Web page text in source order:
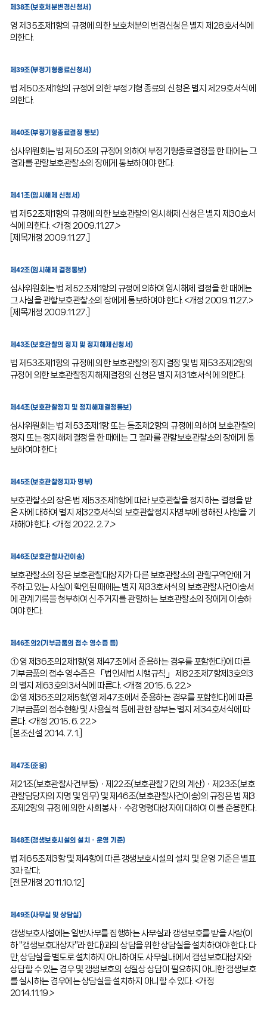
제38조(보호처분변경신청서)
영 제35조제1항의 규정에 의한 보호처분의 변경신청은 별지 제28호서식에
의한다.
제39조(부정기형종료신청서)
법 제50조제1항의 규정에 의한 부정기형 종료의 신청은 별지 제29호서식에
의한다.
제40조(부정기형종료결정 통보)
심사위원회는 법 제50조의 규정에 의하여 부정기형종료결정을 한 때에는 그
결과를 관할보호관찰소의 장에게 통보하여야 한다.
제41조(임시해제 신청서)
법 제52조제1항의 규정에 의한 보호관찰의 임시해제 신청은 별지 제30호서
식에 의한다. <개정 2009.11.27.>
[제목개정 2009.11.27.]
제42조(임시해제 결정통보)
심사위원회는 법 제52조제1항의 규정에 의하여 임시해제 결정을 한 때에는
그 사실을 관할보호관찰소의 장에게 통보하여야 한다. <개정 2009.11.27.>
[제목개정 2009.11.27.]
제43조(보호관찰의 정지 및 정지해제신청서)
법 제53조제1항의 규정에 의한 보호관찰의 정지결정 및 법 제53조제2항의
규정에 의한 보호관찰정지해제결정의 신청은 별지 제31호서식에 의한다.
제44조(보호관찰정지 및 정지해제결정통보)
심사위원회는 법 제53조제1항 또는 동조제2항의 규정에 의하여 보호관찰의
정지 또는 정지해제결정을 한 때에는 그 결과를 관할보호관찰소의 장에게 통
보하여야 한다.
제45조(보호관찰정지자 명부)
보호관찰소의 장은 법 제53조제1항에 따라 보호관찰을 정지하는 결정을 받
은 자에 대하여 별지 제32호서식의 보호관찰정지자명부에 정해진 사항을 기
재해야 한다. <개정 2022. 2. 7.>
제46조(보호관찰사건이송)
보호관찰소의 장은 보호관찰대상자가 다른 보호관찰소의 관할구역안에 거
주하고 있는 사실이 확인된 때에는 별지 제33호서식의 보호관찰사건이송서
에 관계기록을 첨부하여 신주거지를 관할하는 보호관찰소의 장에게 이송하
여야 한다.
제46조의2(기부금품의 접수 영수증 등)
① 영 제36조의2제1항(영 제47조에서 준용하는 경우를 포함한다)에 따른
기부금품의 접수 영수증은 「법인세법 시행규칙」 제82조제7항제3호의3
의 별지 제63호의3서식에 따른다. <개정 2015. 6. 22.>
② 영 제36조의2제5항(영 제47조에서 준용하는 경우를 포함한다)에 따른
기부금품의 접수현황 및 사용실적 등에 관한 장부는 별지 제34호서식에 따
른다. <개정 2015. 6. 22.>
[본조신설 2014. 7. 1.]
제47조(준용)
제21조(보호관찰사건부등)ㆍ제22조(보호관찰기간의 계산)ㆍ제23조(보호
관찰담당자의 지명 및 임무) 및 제46조(보호관찰사건이송)의 규정은 법 제3
조제2항의 규정에 의한 사회봉사ㆍ수강명령대상자에 대하여 이를 준용한다.
제48조(갱생보호시설의 설치ㆍ운영 기준)
법 제65조제3항 및 제4항에 따른 갱생보호시설의 설치 및 운영 기준은 별표
3과 같다.
[전문개정 2011.10.12]
제49조(사무실 및 상담실)
갱생보호시설에는 일반사무를 집행하는 사무실과 갱생보호를 받을 사람(이
하 "갱생보호대상자"라 한다)과의 상담을 위한 상담실을 설치하여야 한다. 다
만, 상담실을 별도로 설치하지 아니하여도 사무실내에서 갱생보호대상자와
상담할 수 있는 경우 및 갱생보호의 성질상 상담이 필요하지 아니한 갱생보호
를 실시하는 경우에는 상담실을 설치하지 아니할 수 있다. <개정
2014.11.19.>